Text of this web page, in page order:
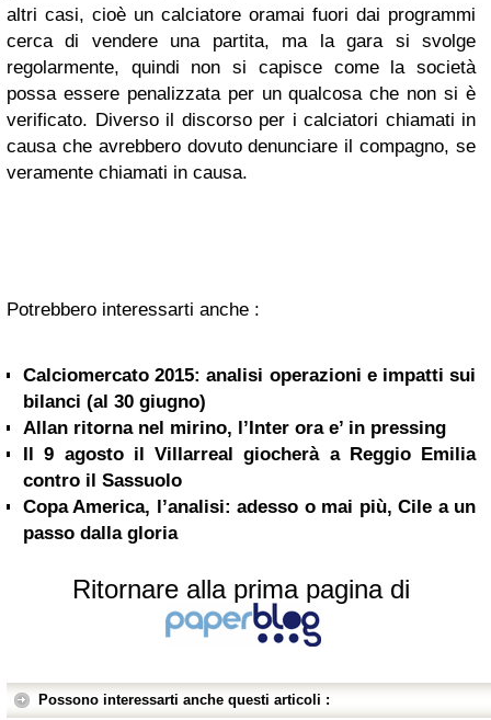
altri casi, cioè un calciatore oramai fuori dai programmi
cerca di vendere una partita, ma la gara si svolge
regolarmente, quindi non si capisce come la società
possa essere penalizzata per un qualcosa che non si è
verificato. Diverso il discorso per i calciatori chiamati in
causa che avrebbero dovuto denunciare il compagno, se
veramente chiamati in causa.
Potrebbero interessarti anche :
Calciomercato 2015: analisi operazioni e impatti sui
bilanci (al 30 giugno)
Allan ritorna nel mirino, l’Inter ora e’ in pressing
Il 9 agosto il Villarreal giocherà a Reggio Emilia
contro il Sassuolo
Copa America, l’analisi: adesso o mai più, Cile a un
passo dalla gloria
Ritornare alla prima pagina di
Possono interessarti anche questi articoli :